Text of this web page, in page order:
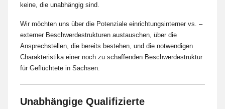
keine, die unabhängig sind.
Wir möchten uns über die Potenziale einrichtungsinterner vs. –
externer Beschwerdestrukturen austauschen, über die
Ansprechstellen, die bereits bestehen, und die notwendigen
Charakteristika einer noch zu schaffenden Beschwerdestruktur
für Geflüchtete in Sachsen.
Unabhängige Qualifizierte